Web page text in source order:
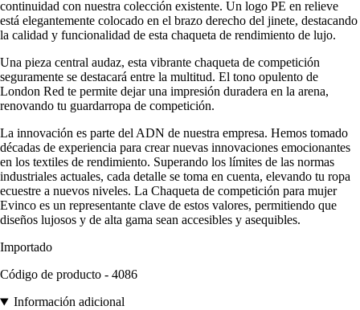
continuidad con nuestra colección existente. Un logo PE en relieve
está elegantemente colocado en el brazo derecho del jinete, destacando
la calidad y funcionalidad de esta chaqueta de rendimiento de lujo.
Una pieza central audaz, esta vibrante chaqueta de competición
seguramente se destacará entre la multitud. El tono opulento de
London Red te permite dejar una impresión duradera en la arena,
renovando tu guardarropa de competición.
La innovación es parte del ADN de nuestra empresa. Hemos tomado
décadas de experiencia para crear nuevas innovaciones emocionantes
en los textiles de rendimiento. Superando los límites de las normas
industriales actuales, cada detalle se toma en cuenta, elevando tu ropa
ecuestre a nuevos niveles. La Chaqueta de competición para mujer
Evinco es un representante clave de estos valores, permitiendo que
diseños lujosos y de alta gama sean accesibles y asequibles.
Importado
Código de producto - 4086
Información adicional